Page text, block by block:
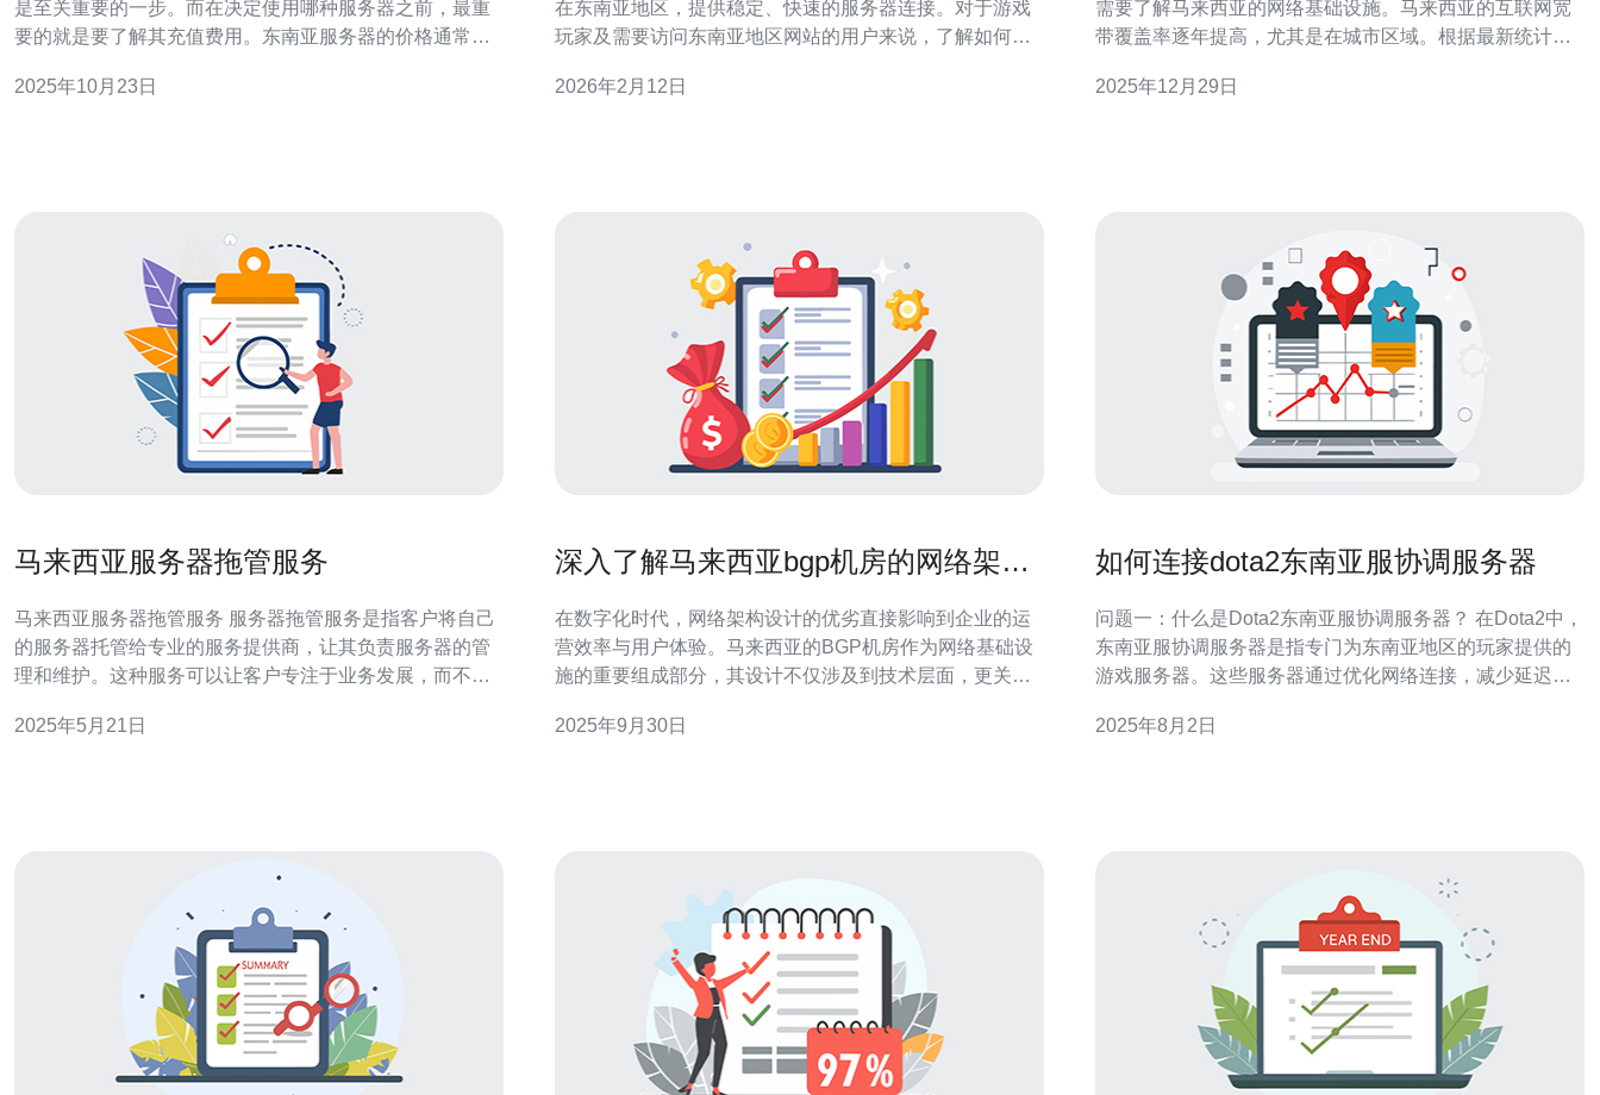
是至关重要的一步。而在决定使用哪种服务器之前，最重
要的就是要了解其充值费用。东南亚服务器的价格通常因
细介绍东南亚服务器的费用，帮助您找到最佳、最便宜的
2025年10月23日
在东南亚地区，提供稳定、快速的服务器连接。对于游戏
玩家及需要访问东南亚地区网站的用户来说，了解如何使
盒官方网站（https://www.xiaoheihe.com）并点击“注册”按
2026年2月12日
需要了解马来西亚的网络基础设施。马来西亚的互联网宽
带覆盖率逐年提高，尤其是在城市区域。根据最新统计，
城市地区，用户能够享受到较高的网络速度和稳
2025年12月29日
马来西亚服务器拖管服务
马来西亚服务器拖管服务 服务器拖管服务是指客户将自己
的服务器托管给专业的服务提供商，让其负责服务器的管
理和维护。这种服务可以让客户专注于业务发展，而不用
国家，拥有稳定的政治环境和发达的经济体系，其网络基
2025年5月21日
深入了解马来西亚bgp机房的网络架构
在数字化时代，网络架构设计的优劣直接影响到企业的运
营效率与用户体验。马来西亚的BGP机房作为网络基础设
施的重要组成部分，其设计不仅涉及到技术层面，更关系
亚BGP机房的网络架构设计，分析其重要性、构成要素以
2025年9月30日
如何连接dota2东南亚服协调服务器
问题一：什么是Dota2东南亚服协调服务器？ 在Dota2中，
东南亚服协调服务器是指专门为东南亚地区的玩家提供的
游戏服务器。这些服务器通过优化网络连接，减少延迟，
助当地玩家更快地匹配到对手，并提高游戏的整体体验。
2025年8月2日